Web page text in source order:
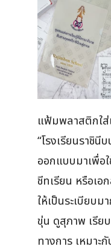
แฟ้มพลาสติกใส่
“โรงเรียนราชินี
ออกแบบมาเพื่อ
ชีทเรียน หรือเอ
ให้เป็นระเบียบ
ขุ่น ดูสุภาพ เรีย
ทางการ เหมา